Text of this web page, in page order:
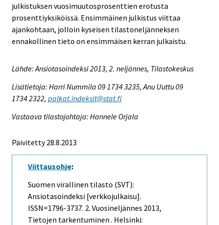
julkistuksen vuosimuutosprosenttien erotusta
prosenttiyksiköissä. Ensimmäinen julkistus viittaa
ajankohtaan, jolloin kyseisen tilastoneljänneksen
ennakollinen tieto on ensimmäisen kerran julkaistu.
Lähde: Ansiotasoindeksi 2013, 2. neljännes, Tilastokeskus
Lisätietoja: Harri Nummila 09 1734 3235, Anu Uuttu 09
1734 2322, palkat.indeksit@stat.fi
Vastaava tilastojohtaja: Hannele Orjala
Päivitetty 28.8.2013
Viittausohje:
Suomen virallinen tilasto (SVT):
Ansiotasoindeksi [verkkojulkaisu].
ISSN=1796-3737. 2. Vuosineljännes 2013,
Tietojen tarkentuminen . Helsinki: